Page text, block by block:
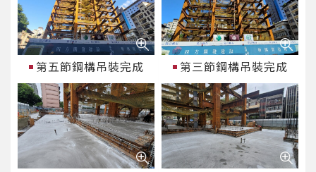
第五節鋼構吊裝完成 第三節鋼構吊裝完成